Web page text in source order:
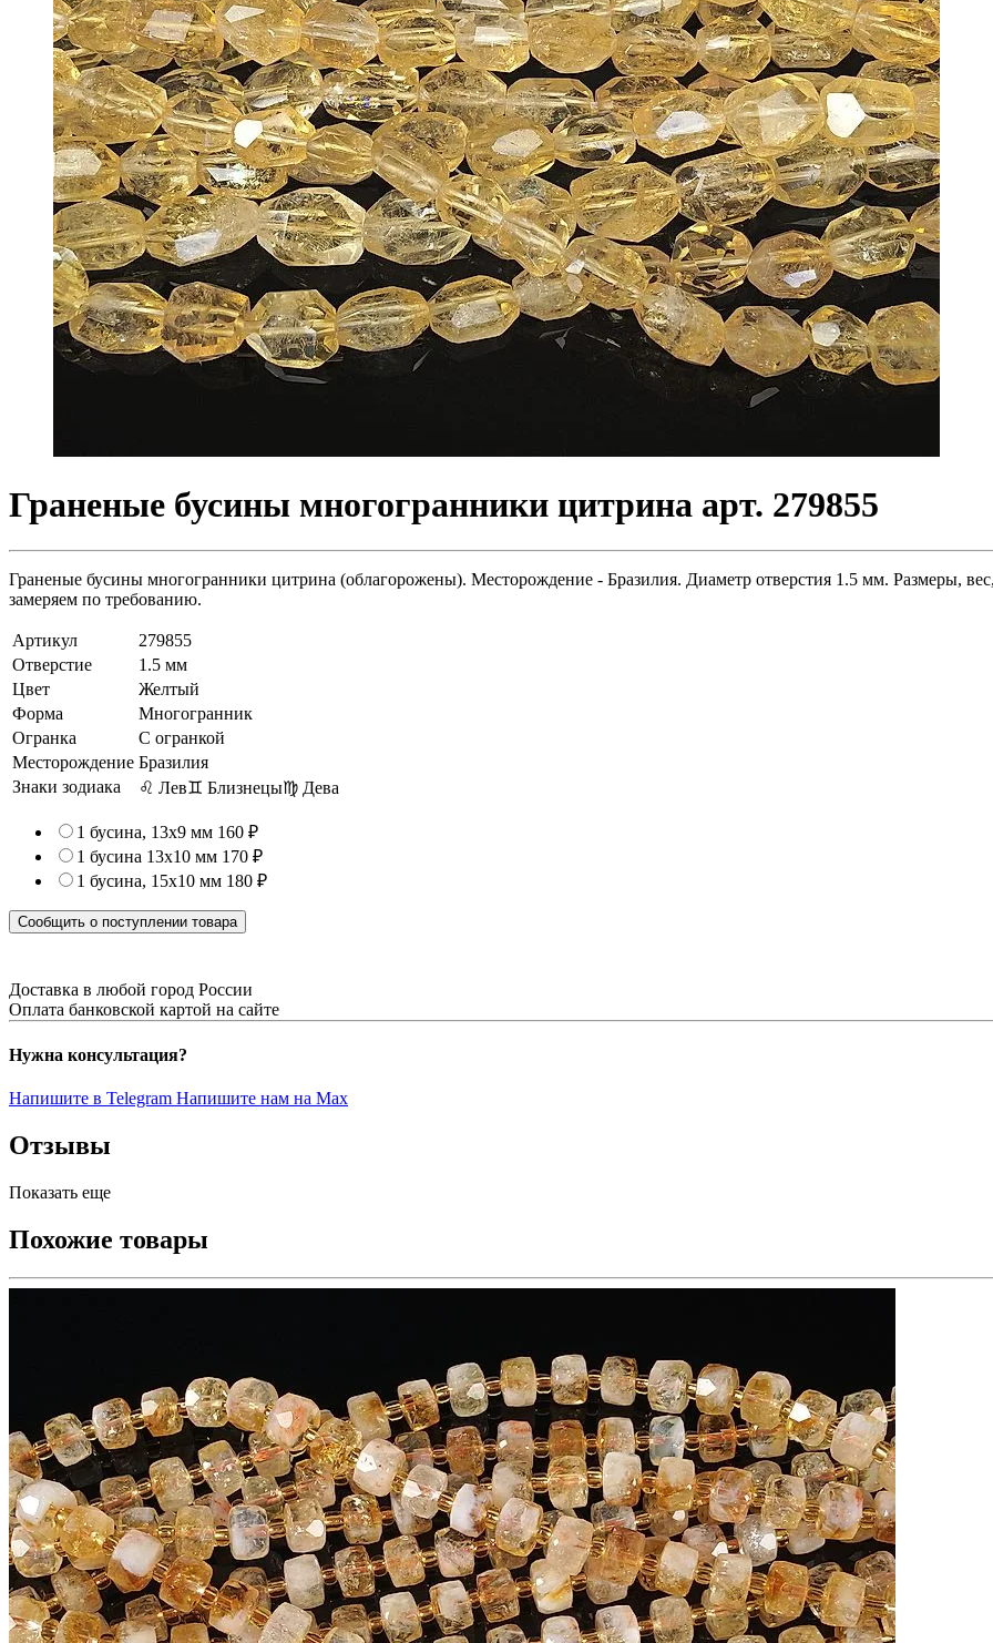
Граненые бусины многогранники цитрина арт. 279855
Граненые бусины многогранники цитрина (облагорожены). Месторождение - Бразилия. Диаметр отверстия 1.5 мм. Размеры,
замеряем по требованию.
Артикул
279855
Отверстие
1.5 мм
Цвет
Желтый
Форма
Многогранник
Огранка
С огранкой
Месторождение Бразилия
Знаки зодиака
♌ Лев♊ Близнецы♍ Дева
1 бусина, 13х9 мм 160 ₽
1 бусина 13х10 мм 170 ₽
1 бусина, 15х10 мм 180 ₽
Сообщить о поступлении товара
Доставка в любой город России
Оплата банковской картой на сайте
Нужна консультация?
Напишите в Telegram Напишите нам на Max
Отзывы
Показать еще
Похожие товары